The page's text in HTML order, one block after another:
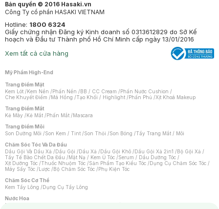
Bản quyền © 2016 Hasaki.vn
Công Ty cổ phần HASAKI VIETNAM
Hotline: 1800 6324
Giấy chứng nhận Đăng ký Kinh doanh số 0313612829 do Sở Kế
hoạch và Đầu tư Thành phố Hồ Chí Minh cấp ngày 13/01/2016
Xem tất cả cửa hàng
Mỹ Phẩm High-End
Trang Điểm Mặt
Kem Lót /Kem Nền /Phấn Nền /BB / CC Cream /Phấn Nước Cushion /
Che Khuyết Điểm /Má Hồng /Tạo Khối / Highlight /Phấn Phủ /Xịt Khoá Makeup
Trang Điểm Mắt
Kẻ Mày /Kẻ Mắt /Phấn Mắt /Mascara
Trang Điểm Môi
Son Dưỡng Môi /Son Kem / Tint /Son Thỏi /Son Bóng /Tẩy Trang Mắt / Môi
Chăm Sóc Tóc Và Da Đầu
Dầu Gội Và Dầu Xả /Dầu Gội /Dầu Xả /Dầu Gội Khô /Dầu Gội Xả 2in1 /Bộ Gội Xả /
Tẩy Tế Bào Chết Da Đầu /Mặt Nạ / Kem Ủ Tóc /Serum / Dầu Dưỡng Tóc /
Xịt Dưỡng Tóc /Thuốc Nhuộm Tóc /Sản Phẩm Tạo Kiểu Tóc /Dụng Cụ Chăm Sóc Tóc /
Máy Sấy Tóc /Lược /Bộ Chăm Sóc Tóc /Phụ Kiện Tóc
Chăm Sóc Cơ Thể
Kem Tẩy Lông /Dụng Cụ Tẩy Lông
Nước Hoa
Nước Hoa Nữ